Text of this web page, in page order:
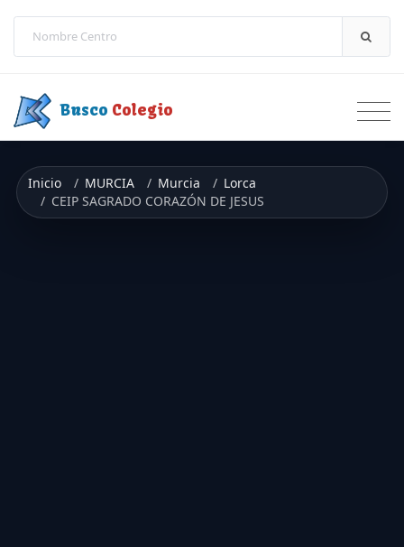
Busco Colegio
Inicio MURCIA Murcia
Lorca
CEIP SAGRADO CORAZÓN DE JESUS